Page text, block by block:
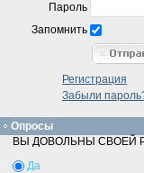
Пароль
Запомнить
Регистрация
Забыли
Опросы
ВЫ ДОВОЛЬНЫ СВОЕЙ
Да